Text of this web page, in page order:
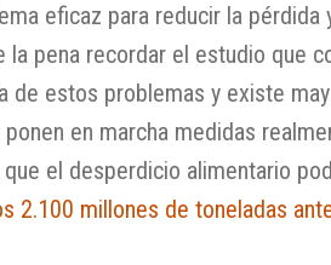
eficaz para reducir la pérdida
pena recordar el estudio que
de estos problemas y existe
en marcha medidas
el desperdicio alimentario
2.100 millones de toneladas